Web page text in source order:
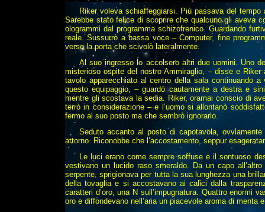
Riker voleva schiaffeggiarsi. Più passava del
Sarebbe stato felice di scoprire che qualcuno gli aveva
ologrammi dal programma schizofrenico. Guardando
reale. Sussurrò a bassa voce – Computer, fine
verso la porta che scivolò lateralmente.
Al suo ingresso lo accolsero altri due uomini. Uno
misterioso ospite del nostro Ammiraglio, – disse e
tavolo apparecchiato al centro della sala continuando
questo equipaggio, – guardò cautamente a destra e
mentre gli scostava la sedia. Riker, oramai conscio di
terrò in considerazione – e l’uomo si allontanò
fermo al suo posto ma che sembrò ignorarlo.
Seduto accanto al posto di capotavola,
attorno. Riconobbe che l’accostamento, seppur
Le luci erano come sempre soffuse e il sontuoso
vestivano un lucido raso smeraldo. Da un capo
serpente, sprigionava per tutta la sua lunghezza una
della tovaglia e si accostavano ai calici dalla
caratteri d’oro, una N sull’impugnatura. Quattro enormi
oro e diffondevano nell’aria un piacevole aroma di menta